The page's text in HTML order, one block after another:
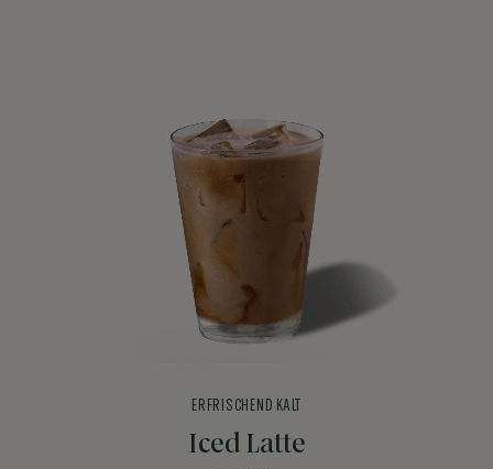
Iced Latte
ERFRISCHEND KALT